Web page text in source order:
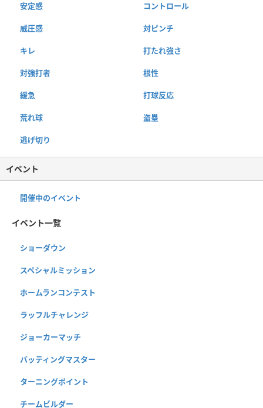
安定感 コントロール
威圧感 対ピンチ
キレ 打たれ強さ
対強打者 根性
緩急 打球反応
荒れ球 盗塁
逃げ切り
イベント
開催中のイベント
イベント一覧
ショーダウン
スペシャルミッション
ホームランコンテスト
ラッフルチャレンジ
ジョーカーマッチ
バッティングマスター
ターニングポイント
チームビルダー